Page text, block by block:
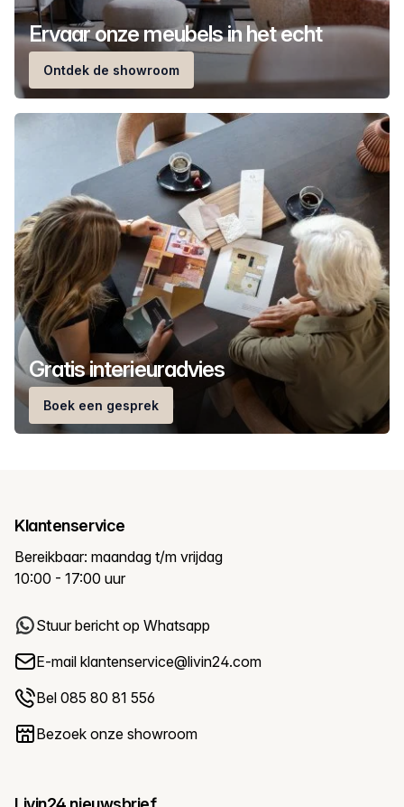
Ervaar onze meubels in het echt
Ontdek de showroom
Gratis interieuradvies
Boek een gesprek
Klantenservice
Bereikbaar: maandag t/m vrijdag
10:00 - 17:00 uur
Stuur bericht op Whatsapp
E-mail klantenservice@livin24.com
Bel 085 80 81 556
Bezoek onze showroom